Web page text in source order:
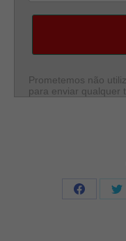
Prometemos não
para enviar qualquer